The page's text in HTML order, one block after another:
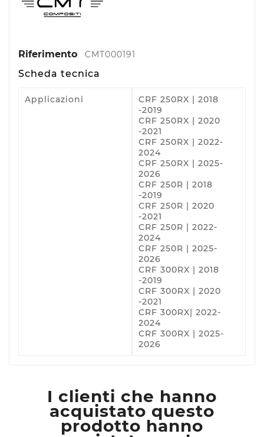
Riferimento CMT000191
Scheda tecnica
Applicazioni
CRF 250RX | 2018
-2019
CRF 250RX | 2020
-2021
CRF 250RX | 2022-
2024
CRF 250RX | 2025-
2026
CRF 250R | 2018
-2019
CRF 250R | 2020
-2021
CRF 250R | 2022-
2024
CRF 250R | 2025-
2026
CRF 300RX | 2018
-2019
CRF 300RX | 2020
-2021
CRF 300RX| 2022-
2024
CRF 300RX | 2025-
2026
I clienti che hanno
acquistato questo
prodotto hanno